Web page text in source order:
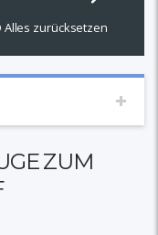
Alles zurücksetzen
ZUM